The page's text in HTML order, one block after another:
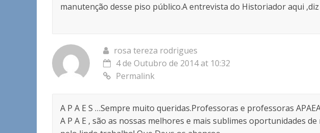
manutenção desse piso público.A entrevista do Historiador aqui
rosa tereza rodrigues
4 de Outubro de 2014 at 10:32
Permalink
A P A E S …Sempre muito queridas.Professoras e professoras
A P A E , são as nossas melhores e mais sublimes oportunidades